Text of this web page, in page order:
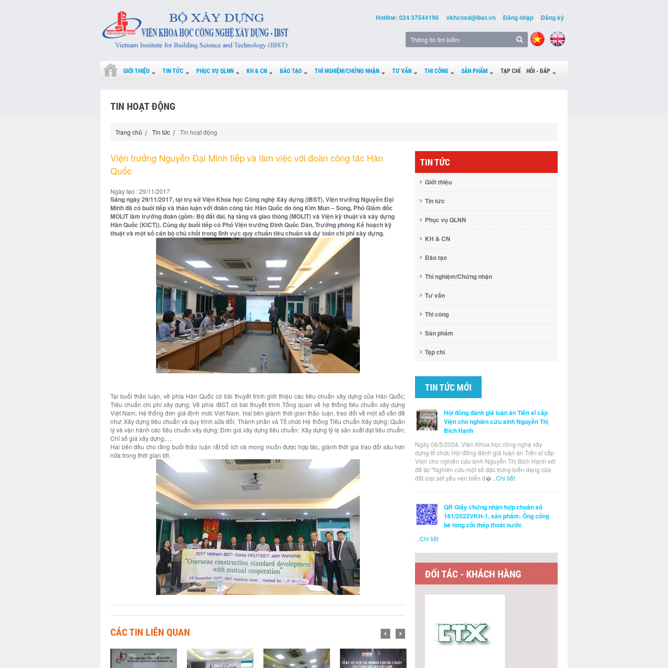
Hotline: 024 37544196 vkhcnxd@ibst.vn Đăng nhập Đăng ký
GIỚI THIỆU TIN TỨC PHỤC VỤ QLNN KH & CN ĐÀO TẠO THÍ NGHIỆM/CHỨNG NHẬN TƯ VẤN THI CÔNG SẢN PHẨM TẠP CHÍ HỎI - ĐÁP
TIN HOẠT ĐỘNG
Trang chủ Tin tức Tin hoạt động
Viện trưởng Nguyễn Đại Minh tiếp và làm việc với đoàn công tác Hàn
Quốc
Ngày tạo : 29/11/2017
Sáng ngày 29/11/2017, tại trụ sở Viện Khoa học Công nghệ Xây dựng (IBST), Viện trưởng Nguyễn Đại
Minh đã có buổi tiếp và thảo luận với đoàn công tác Hàn Quốc do ông Kim Mun – Song, Phó Giám đốc
MOLIT làm trưởng đoàn (gồm: Bộ đất đai, hạ tầng và giao thông (MOLIT) và Viện kỹ thuật và xây dựng
Hàn Quốc (KICT)). Cùng dự buổi tiếp có Phó Viện trưởng Đinh Quốc Dân, Trưởng phòng Kế hoạch kỹ
thuật và một số cán bộ chủ chốt trong lĩnh vực quy chuẩn tiêu chuẩn và dự toán chi phí xây dựng.
Tại buổi thảo luận, về phía Hàn Quốc có bài thuyết trình giới thiệu các tiêu chuẩn xây dựng của Hàn Quốc;
Tiêu chuẩn chi phí xây dựng; Về phía IBST có bài thuyết trình Tổng quan về hệ thống tiêu chuẩn xây dựng
Việt Nam; Hệ thống đơn giá định mức Việt Nam. Hai bên giành thời gian thảo luận, trao đổi về một số vấn đề
như: Xây dựng tiêu chuẩn và quy trình sửa đổi; Thành phần và Tổ chức Hệ thống Tiêu chuẩn Xây dựng; Quản
lý và vận hành các tiêu chuẩn xây dựng; Đơn giá xây dựng tiêu chuẩn; Xây dựng tỷ lệ sản xuất đạt tiêu chuẩn;
Chỉ số giá xây dựng;….
Hai bên đều cho rằng buổi thảo luận rất bổ ích và mong muốn được hợp tác, giành thời gia trao đổi sâu hơn
nữa trong thời gian tới.
CÁC TIN LIÊN QUAN
TIN TỨC
Giới thiệu
Tin tức
Phục vụ QLNN
KH & CN
Đào tạo
Thí nghiệm/Chứng nhận
Tư vấn
Thi công
Sản phẩm
Tạp chí
TIN TỨC MỚI
Hội đồng đánh giá luận án Tiến sĩ cấp
Viện cho nghiên cứu sinh Nguyễn Thị
Bích Hạnh
Ngày 06/5/2024, Viện Khoa học công nghệ xây
dựng tổ chức Hội đồng đánh giá luận án Tiến sĩ cấp
Viện cho nghiên cứu sinh Nguyễn Thị Bích Hạnh với
đề tài "Nghiên cứu một số đặc trưng biến dạng của
đất loại sét yếu ven biển đ�...Chi tiết
QR Giấy chứng nhận hợp chuẩn số
161/2022VKH-1, sản phẩm: Ống cống
bê tông cốt thép thoát nước
...Chi tiết
ĐỐI TÁC - KHÁCH HÀNG